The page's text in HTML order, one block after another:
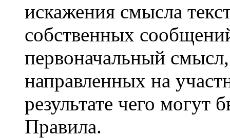
искажения смысла
собственных
первоначальный
направленных на
результате чего
Правила.